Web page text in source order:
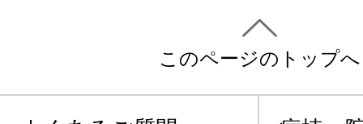
このページのトップへ